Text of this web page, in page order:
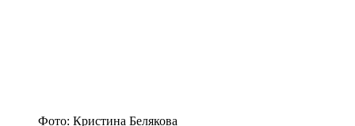
Фото: Кристина Белякова